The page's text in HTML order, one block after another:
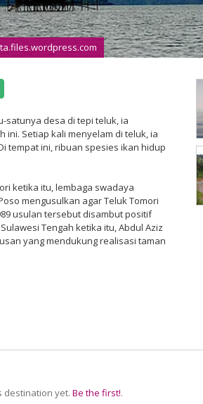
satunya desa di tepi teluk, ia
Setiap kali menyelam di teluk, ia
tempat ini, ribuan spesies ikan hidup
ketika itu, lembaga swadaya
mengusulkan agar Teluk Tomori
usulan tersebut disambut positif
Tengah ketika itu, Abdul Aziz
yang mendukung realisasi taman
destination yet. Be the first!.